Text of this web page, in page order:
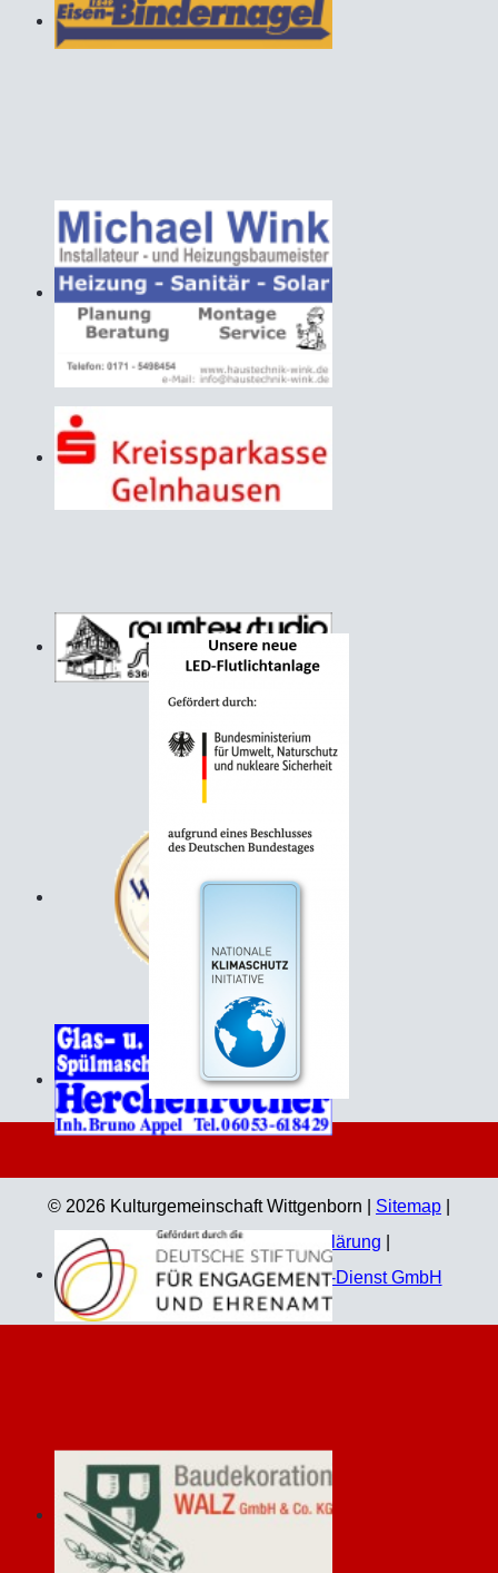
© 2026 Kulturgemeinschaft Wittgenborn | Sitemap
Impressum|Datenschutzerklärung
Technische Umsetzung:Jahn EDV-Dienst GmbH